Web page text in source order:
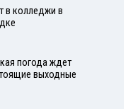
в колледжи в
погода ждет
выходные